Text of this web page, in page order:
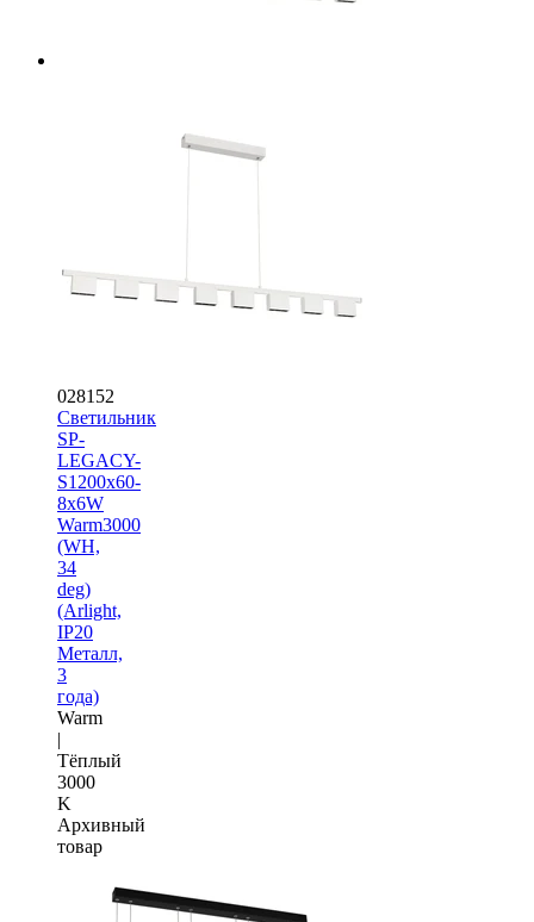
028152
Светильник
SP-
LEGACY-
S1200x60-
8x6W
Warm3000
(WH,
34
deg)
(Arlight,
IP20
Металл,
3
года)
Warm
|
Тёплый
3000
K
Архивный
товар